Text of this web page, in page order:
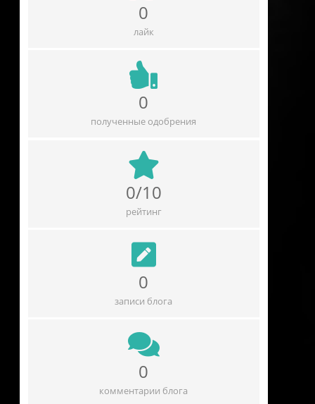
0
лайк
0
полученные одобрения
0/10
рейтинг
0
записи блога
0
комментарии блога